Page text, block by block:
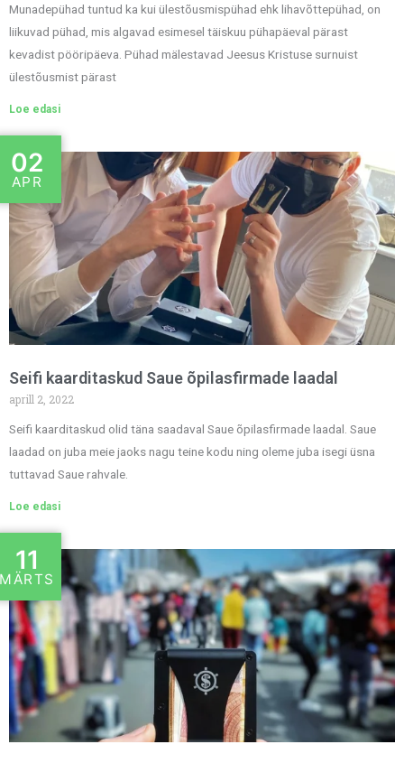
Munadepühad tuntud ka kui ülestõusmispühad ehk lihavõttepühad, on
liikuvad pühad, mis algavad esimesel täiskuu pühapäeval pärast
kevadist pööripäeva. Pühad mälestavad Jeesus Kristuse surnuist
ülestõusmist pärast
Loe edasi
02
APR
Seifi kaarditaskud Saue õpilasfirmade laadal
aprill 2, 2022
Seifi kaarditaskud olid täna saadaval Saue õpilasfirmade laadal. Saue
laadad on juba meie jaoks nagu teine kodu ning oleme juba isegi üsna
tuttavad Saue rahvale.
Loe edasi
11
MÄRTS